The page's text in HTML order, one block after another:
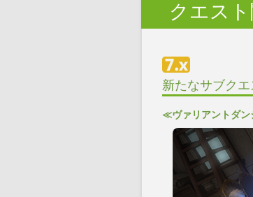
クエス
新たなサブクエ
≪ヴァリアントダ